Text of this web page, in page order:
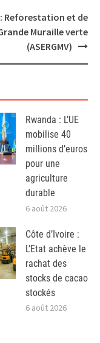
Reforestation et de
Muraille verte
(ASERGMV)
Rwanda : L’UE
mobilise 40
millions d’euros
pour une
agriculture
durable
6 août 2026
Côte d’Ivoire :
L’Etat achève le
rachat des
stocks de cacao
stockés
6 août 2026